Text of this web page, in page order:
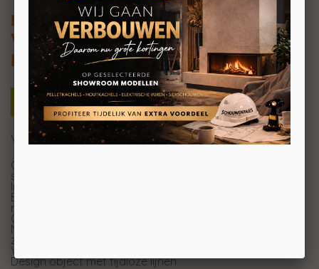
Barbas Box 40 40-85
Vrijstaande houtkachel op houtvak of
plateau
Voor elk wooninterieur een passend concept
Onderscheidend in assortiment door 8mm gebogen
staal
Ingebouwde, zwevende deur
Beschikbaar in de kleuren zwart, grijs, gebruind brons en
roestbruin
Opstelling met houtopslag of op plateau mogelijk
Nieuwe sluiting van tuigleer verkrijgbaar in de kleuren
zwart of camel
Verkrijgbaar in verschillende afmetingen
Design object met tijdloze lijnen